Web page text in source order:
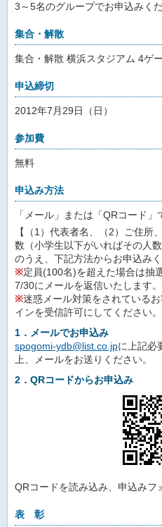
3～5名のグループでお申込みく
集合・解散
集合・解散 横浜スタジアム 4ゲ
申込締切
2012年7月29日（日）
参加費
無料
申込み方法
「メール」または「QRコード」
【（1）代表者名、（2）ご住所
数（小学生以下がいればその人
のうえ、下記方法からお申込みく
※定員(100名)を超えた場合は抽
7/30にメールを返信いたします。
※迷惑メール対策をされている
インを受信許可にしてください。
1．メールでお申込み
spogomi-ydb@list.co.jpに上記必
上、メールをお送りください。
2．QRコードからお申込み
QRコードを読み込み、申込みフ
表 彰